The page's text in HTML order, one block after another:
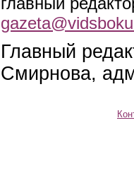
Главный
Смирнова,